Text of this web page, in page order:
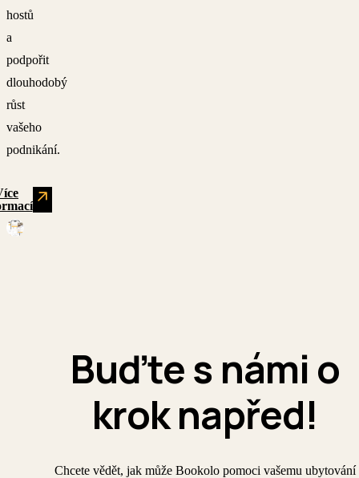
hostů
a
podpořit
dlouhodobý
růst
vašeho
podnikání.
Buďte s námi o
krok napřed!
Chcete vědět, jak může Bookolo pomoci vašemu ubytování